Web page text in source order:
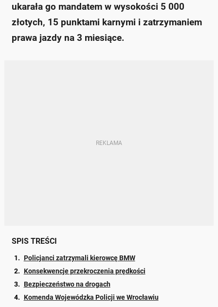
ukarała go mandatem w wysokości 5 000
złotych, 15 punktami karnymi i zatrzymaniem
prawa jazdy na 3 miesiące.
SPIS TREŚCI
Policjanci zatrzymali kierowcę BMW
Konsekwencje przekroczenia prędkości
Bezpieczeństwo na drogach
Komenda Wojewódzka Policji we Wrocławiu